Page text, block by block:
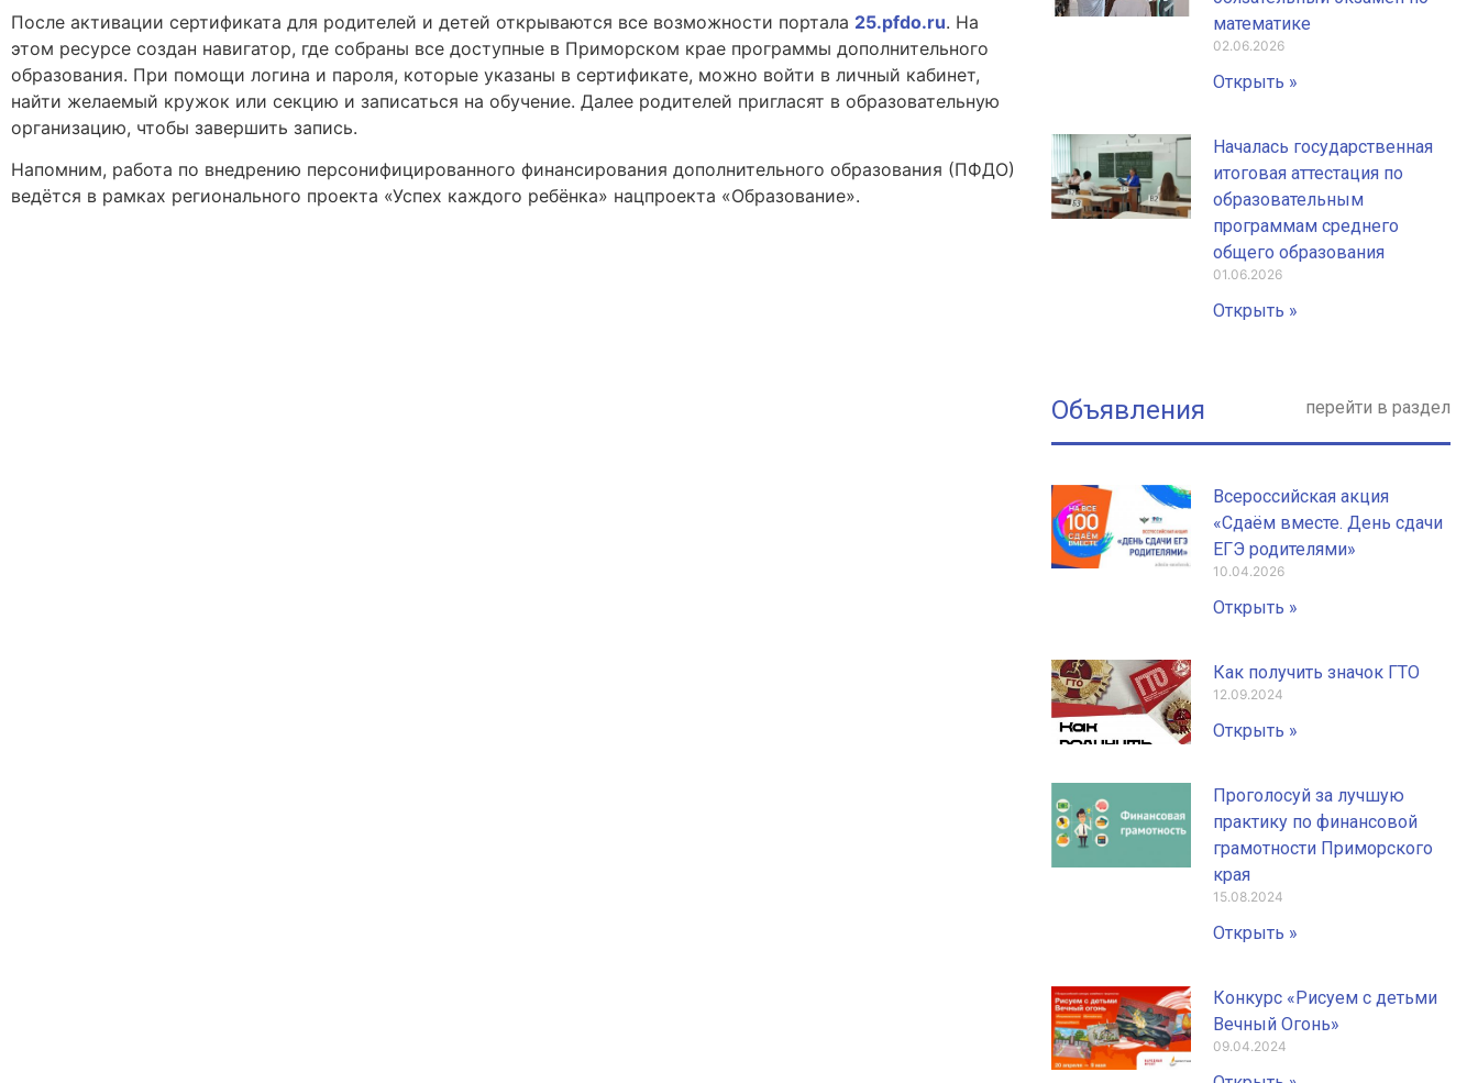
После активации сертификата для родителей и детей открываются все возможности портала 25.pfdo.ru. На
этом ресурсе создан навигатор, где собраны все доступные в Приморском крае программы дополнительного
образования. При помощи логина и пароля, которые указаны в сертификате, можно войти в личный кабинет,
найти желаемый кружок или секцию и записаться на обучение. Далее родителей пригласят в образовательную
организацию, чтобы завершить запись.
Напомним, работа по внедрению персонифицированного финансирования дополнительного образования (ПФДО)
ведётся в рамках регионального проекта «Успех каждого ребёнка» нацпроекта «Образование».
математике
02.06.2026
Открыть »
Началась государственная
итоговая аттестация по
образовательным
программам среднего
общего образования
01.06.2026
Открыть »
Объявления перейти в раздел
Всероссийская акция
«Сдаём вместе. День сдачи
ЕГЭ родителями»
10.04.2026
Открыть »
Как получить значок ГТО
12.09.2024
Открыть »
Проголосуй за лучшую
практику по финансовой
грамотности Приморского
края
15.08.2024
Открыть »
Конкурс «Рисуем с детьми
Вечный Огонь»
09.04.2024